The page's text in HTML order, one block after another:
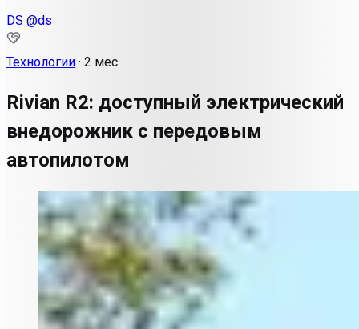
DS @ds
Технологии · 2 мес
Rivian R2: доступный электрический
внедорожник с передовым
автопилотом